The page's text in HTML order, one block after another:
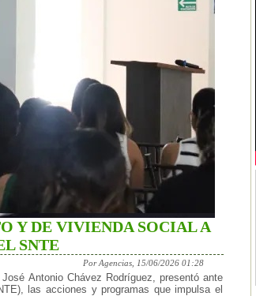
Y DE VIVIENDA SOCIAL A
SNTE
Por Agencias, 15/06/2026 01:28
Antonio Chávez Rodríguez, presentó ante
las acciones y programas que impulsa el